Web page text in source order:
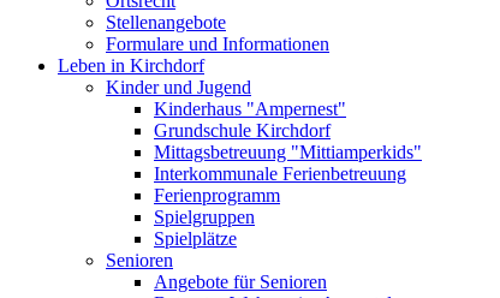
Stellenangebote
Formulare und Informationen
Leben in Kirchdorf
Kinder und Jugend
Kinderhaus "Ampernest"
Grundschule Kirchdorf
Mittagsbetreuung "Mittiamperkids"
Interkommunale Ferienbetreuung
Ferienprogramm
Spielgruppen
Spielplätze
Senioren
Angebote für Senioren